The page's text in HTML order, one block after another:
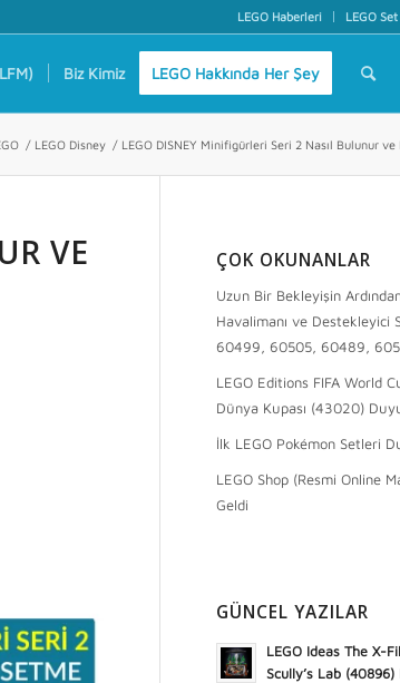
LEGO Haberleri LEGO
Biz Kimiz LEGO Hakkında Her Şey
/ LEGO Disney / LEGO DISNEY Minifigürleri Seri 2 Nasıl Bulunur ve
VE
ÇOK OKUNANLAR
Uzun Bir Bekleyişin
Havalimanı ve Destekleyici
60499, 60505, 60489,
LEGO Editions FIFA World
Dünya Kupası (43020)
İlk LEGO Pokémon Setleri
LEGO Shop (Resmi Online
Geldi
GÜNCEL YAZILAR
LEGO Ideas The X-
Scully’s Lab